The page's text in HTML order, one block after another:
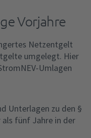
Vorjahre
Netzentgelt
umgelegt. Hier
Umlagen
Unterlagen zu den §
als fünf Jahre in der